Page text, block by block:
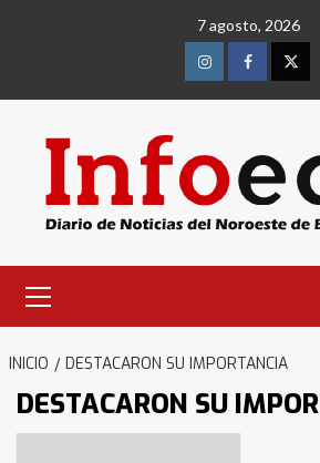
7 agosto, 2026
InstagramFacebook
primario
INICIO DESTACARON SU IMPORTANCIA
DESTACARON SU